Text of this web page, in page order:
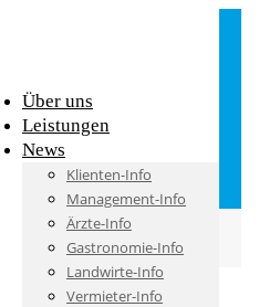
Über uns
Leistungen
News
Klienten-Info
Management-Info
Ärzte-Info
Gastronomie-Info
Landwirte-Info
Vermieter-Info